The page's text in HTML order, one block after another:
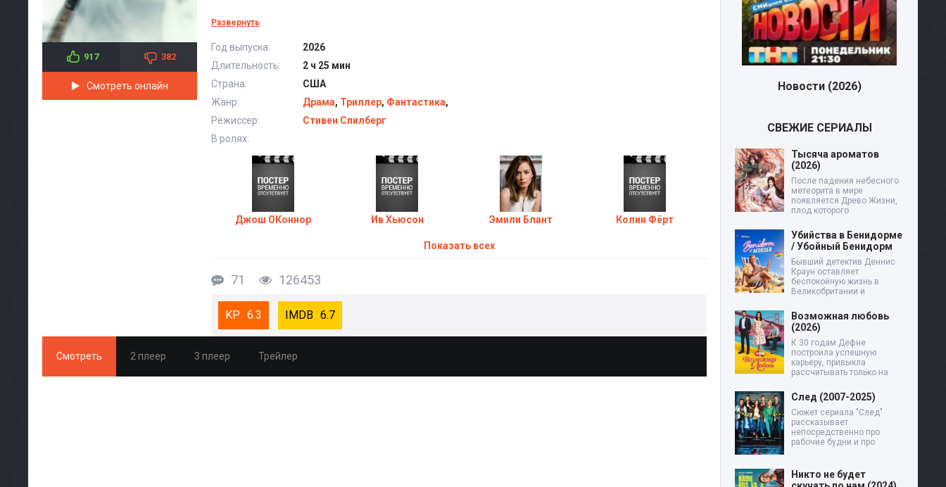
917 382
Смотреть онлайн
Развернуть
Год выпуска:
2026
Длительность:
2 ч 25 мин
Страна:
США
Жанр:
Драма, Триллер, Фантастика,
Режиссер:
Стивен Спилберг
В ролях:
Джош ОКоннор Ив Хьюсон Эмили Блант Колин Фёрт
Показать всех
71 126453
6.3 6.7
Смотреть 2 плеер 3 плеер Трейлер
Новости (2026)
СВЕЖИЕ СЕРИАЛЫ
Тысяча ароматов
(2026)
После падения небесного
метеорита в мире
появляется Древо Жизни,
плод которого
Убийства в Бенидорме
/ Убойный Бенидорм
Бывший детектив Деннис
Краун оставляет
беспокойную жизнь в
Великобритании и
Возможная любовь
(2026)
К 30 годам Дефне
построила успешную
карьеру, привыкла
рассчитывать только на
След (2007-2025)
Сюжет сериала "След"
рассказывает
непосредственно про
рабочие будни и про
Никто не будет